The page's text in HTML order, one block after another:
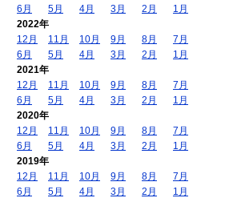
6月
5月 4月 3月 2月
1月
2022年
12月
11月 10月 9月 8月
7月
6月
5月 4月 3月 2月
1月
2021年
12月
11月 10月 9月 8月
7月
6月
5月 4月 3月 2月
1月
2020年
12月
11月 10月 9月 8月
7月
6月
5月 4月 3月 2月
1月
2019年
12月
11月 10月 9月 8月
7月
6月
5月 4月 3月 2月
1月